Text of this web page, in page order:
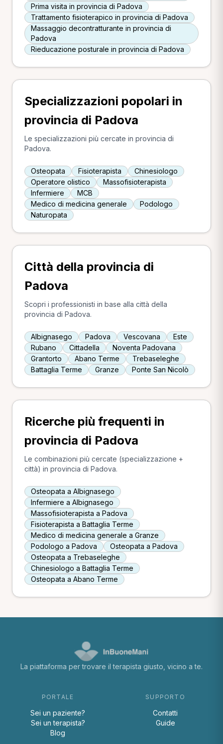
Prima visita in provincia di Padova
Trattamento fisioterapico in provincia di Padova
Massaggio decontratturante in provincia di
Padova
Rieducazione posturale in provincia di Padova
Specializzazioni popolari in
provincia di Padova
Le specializzazioni più cercate in provincia di
Padova.
Osteopata Fisioterapista
Chinesiologo
Operatore olistico
Massofisioterapista
Infermiere
MCB
Medico di medicina generale
Podologo
Naturopata
Città della provincia di
Padova
Scopri i professionisti in base alla città della
provincia di Padova.
Albignasego Padova Vescovana
Este
Rubano
Cittadella
Noventa Padovana
Grantorto
Abano Terme
Trebaseleghe
Battaglia Terme
Granze Ponte San Nicolò
Ricerche più frequenti in
provincia di Padova
Le combinazioni più cercate (specializzazione +
città) in provincia di Padova.
Osteopata a Albignasego
Infermiere a Albignasego
Massofisioterapista a Padova
Fisioterapista a Battaglia Terme
Medico di medicina generale a Granze
Podologo a Padova
Osteopata a Padova
Osteopata a Trebaseleghe
Chinesiologo a Battaglia Terme
Osteopata a Abano Terme
La piattaforma per trovare il terapista giusto, vicino a te.
PORTALE
Sei un paziente?
Sei un terapista?
Blog
SUPPORTO
Contatti
Guide